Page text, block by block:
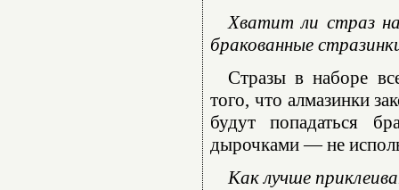
Хватит ли страз
бракованные
Стразы в наборе
того, что алмазинки
будут попадаться
дырочками — не
Как лучше